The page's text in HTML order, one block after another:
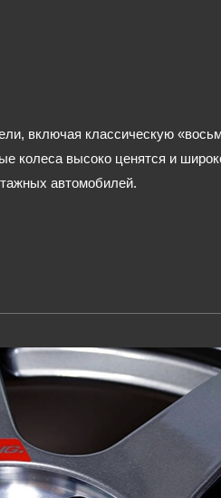
включая классическую
колеса высоко ценятся и
автомобилей.